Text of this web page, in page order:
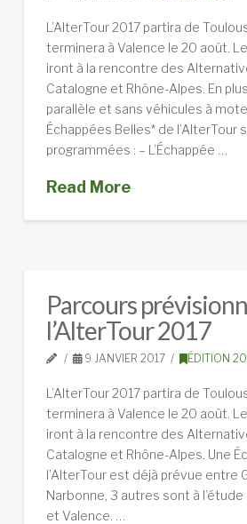
L’AlterTour 2017 partira de
terminera à Valence le 20 août.
iront à la rencontre des
Catalogne et Rhône-Alpes. En
parallèle et sans véhicules à
Échappées Belles* de l’AlterTour
programmées : – L’Échappée …
Read More
Parcours
l’AlterTour 2017
9 JANVIER 2017 ÉDITION
L’AlterTour 2017 partira de
terminera à Valence le 20 août.
iront à la rencontre des
Catalogne et Rhône-Alpes. Une
l’AlterTour est déjà prévue entre
Narbonne, 3 autres sont à
et Valence. …